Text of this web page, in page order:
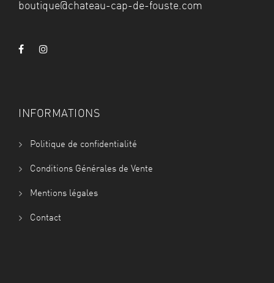
boutique@chateau-cap-de-fouste.com
INFORMATIONS
Politique de confidentialité
Conditions Générales de Vente
Mentions légales
Contact